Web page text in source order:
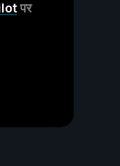
पर